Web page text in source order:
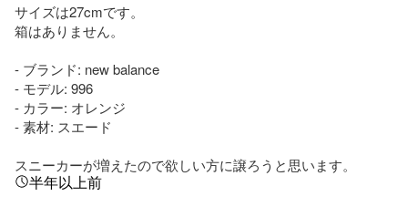
サイズは27cmです。
箱はありません。
- ブランド: new balance
- モデル: 996
- カラー: オレンジ
- 素材: スエード
スニーカーが増えたので欲しい方に譲ろうと思います。
半年以上前